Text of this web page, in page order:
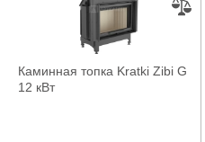
Каминная топка Kratki Zibi G
12 кВт